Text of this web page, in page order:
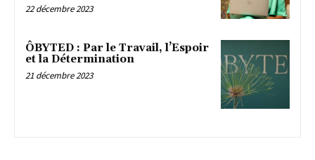
22 décembre 2023
ÔBYTED : Par le Travail, l’Espoir
et la Détermination
21 décembre 2023